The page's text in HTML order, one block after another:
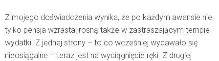
Z mojego doświadczenia wynika, że po każdym awansie nie
tylko pensja wzrasta: rosną także w zastraszającym tempie
wydatki. Z jednej strony – to co wcześniej wydawało się
nieosiągalne – teraz jest na wyciągnięcie ręki. Z drugiej